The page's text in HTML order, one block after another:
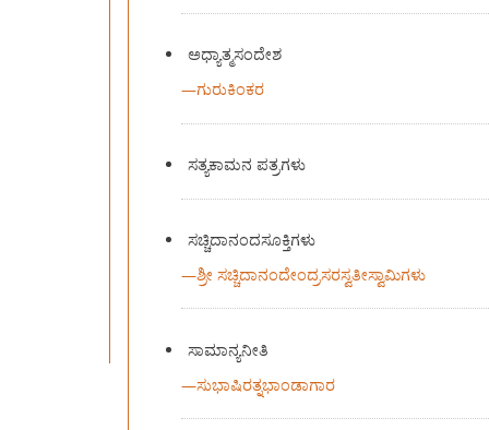
ಅಧ್ಯಾತ್ಮಸಂದೇಶ
—ಗುರುಕಿಂಕರ
ಸತ್ಯಕಾಮನ ಪತ್ರಗಳು
ಸಚ್ಚಿದಾನಂದಸೂಕ್ತಿಗಳು
—ಶ್ರೀ ಸಚ್ಚಿದಾನಂದೇಂದ್ರಸರಸ್ವತೀಸ್ವಾಮಿಗಳು
ಸಾಮಾನ್ಯನೀತಿ
—ಸುಭಾಷಿರತ್ನಭಾಂಡಾಗಾರ